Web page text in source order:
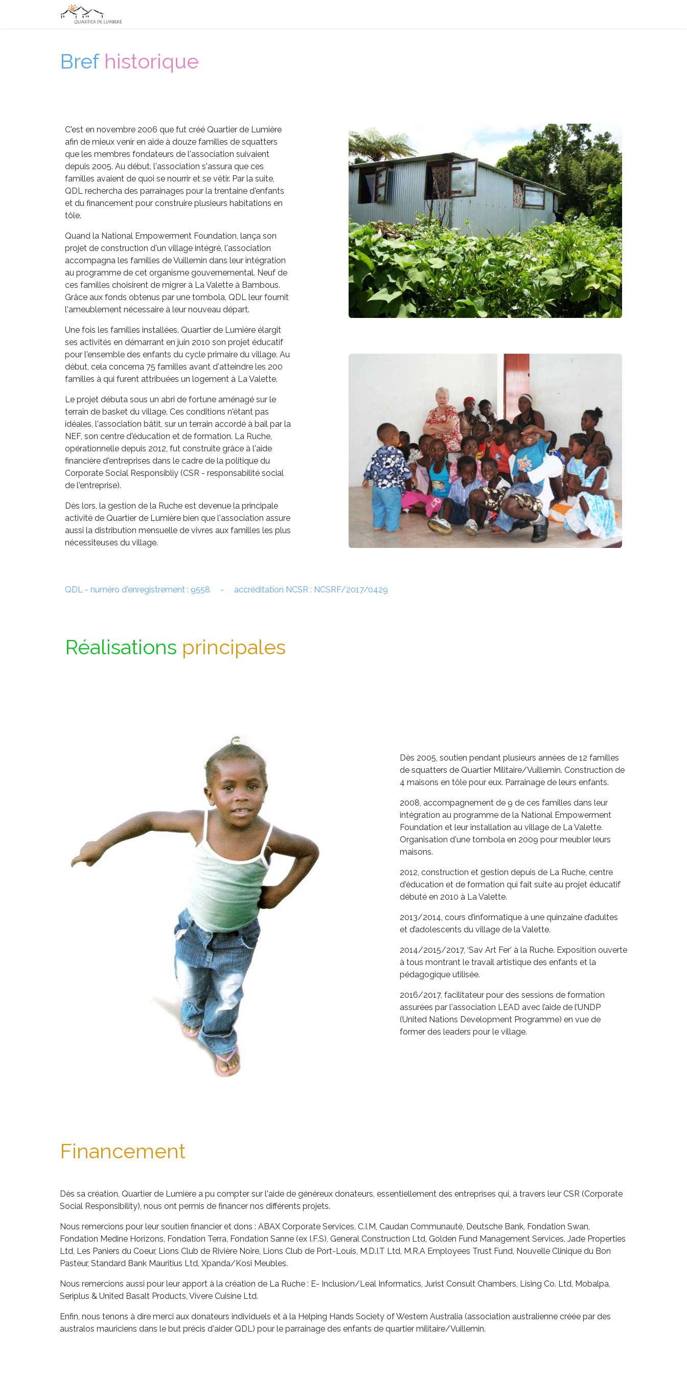
Se rendre au contenu
Bref historique
C'est en novembre 2006 que fut créé Quartier de Lumière
afin de mieux venir en aide à douze familles de squatters
que les membres fondateurs de l'association suivaient
depuis 2005. Au début, l'association s'assura que ces
familles avaient de quoi se nourrir et se vêtir. Par la suite,
QDL rechercha des parrainages pour la trentaine d'enfants
et du financement pour construire plusieurs habitations en
tôle.
Quand la National Empowerment Foundation, lança son
projet de construction d'un village intégré, l'association
accompagna les familles de Vuillemin dans leur intégration
au programme de cet organisme gouvernemental. Neuf de
ces familles choisirent de migrer à La Valette à Bambous.
Grâce aux fonds obtenus par une tombola, QDL leur fournit
l'ameublement nécessaire à leur nouveau départ.
Une fois les familles installées, Quartier de Lumière élargit
ses activités en démarrant en juin 2010 son projet éducatif
pour l'ensemble des enfants du cycle primaire du village. Au
début, cela concerna 75 familles avant d'atteindre les 200
familles à qui furent attribuées un logement à La Valette.
Le projet débuta sous un abri de fortune aménagé sur le
terrain de basket du village. Ces conditions n'étant pas
idéales, l'association bâtit, sur un terrain accordé à bail par la
NEF, son centre d'éducation et de formation. La Ruche,
opérationnelle depuis 2012, fut construite grâce à l'aide
financière d'entreprises dans le cadre de la politique du
Corporate Social Responsibliy (CSR - responsabilité social
de l'entreprise).
Dès lors, la gestion de la Ruche est devenue la principale
activité de Quartier de Lumière bien que l'association assure
aussi la distribution mensuelle de vivres aux familles les plus
nécessiteuses du village.
QDL - numéro d'enregistrement : 9558 - accréditation NCSR : NCSRF/2017/0429
Réalisations principales
Dès 2005, soutien pendant plusieurs années de 12 familles
de squatters de Quartier Militaire/Vuillemin. Construction de
4 maisons en tôle pour eux. Parrainage de leurs enfants.
2008, accompagnement de 9 de ces familles dans leur
intégration au programme de la National Empowerment
Foundation et leur installation au village de La Valette.
Organisation d'une tombola en 2009 pour meubler leurs
maisons.
2012, construction et gestion depuis de La Ruche, centre
d'éducation et de formation qui fait suite au projet éducatif
débuté en 2010 à La Valette.
2013/2014, cours d’informatique à une quinzaine d’adultes
et d’adolescents du village de la Valette.
2014/2015/2017, ‘Sav Art Fer’ à la Ruche. Exposition ouverte
à tous montrant le travail artistique des enfants et la
pédagogique utilisée.
2016/2017, facilitateur pour des sessions de formation
assurées par l'association LEAD avec l’aide de l’UNDP
(United Nations Development Programme) en vue de
former des leaders pour le village.
Financement
Dès sa création, Quartier de Lumière a pu compter sur l'aide de généreux donateurs, essentiellement des entreprises qui, à travers leur CSR (Corporate
Social Responsibility), nous ont permis de financer nos différents projets.
Nous remercions pour leur soutien financier et dons : ABAX Corporate Services, C.I.M, Caudan Communauté, Deutsche Bank, Fondation Swan,
Fondation Medine Horizons, Fondation Terra, Fondation Sanne (ex I.F.S), General Construction Ltd, Golden Fund Management Services, Jade Properties
Ltd, Les Paniers du Coeur, Lions Club de Rivière Noire, Lions Club de Port-Louis, M.D.I.T Ltd, M.R.A Employees Trust Fund, Nouvelle Clinique du Bon
Pasteur, Standard Bank Mauritius Ltd, Xpanda/Kosi Meubles.
Nous remercions aussi pour leur apport à la création de La Ruche : E- Inclusion/Leal Informatics, Jurist Consult Chambers, Lising Co. Ltd, Mobalpa,
Seriplus & United Basalt Products, Vivere Cuisine Ltd.
Enfin, nous tenons à dire merci aux donateurs individuels et à la Helping Hands Society of Western Australia (association australienne créée par des
australos mauriciens dans le but précis d'aider QDL) pour le parrainage des enfants de quartier militaire/Vuillemin.